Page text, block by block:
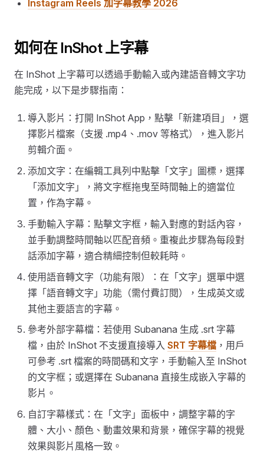
Instagram Reels 加字幕教學 2026
如何在 InShot 上字幕
在 InShot 上字幕可以透過手動輸入或內建語音轉文字功
能完成，以下是步驟指南：
導入影片：打開 InShot App，點擊「新建項目」，選
擇影片檔案（支援 .mp4、.mov 等格式），進入影片
剪輯介面。
添加文字：在編輯工具列中點擊「文字」圖標，選擇
「添加文字」，將文字框拖曳至時間軸上的適當位
置，作為字幕。
手動輸入字幕：點擊文字框，輸入對應的對話內容，
並手動調整時間軸以匹配音頻。重複此步驟為每段對
話添加字幕，適合精細控制但較耗時。
使用語音轉文字（功能有限）：在「文字」選單中選
擇「語音轉文字」功能（需付費訂閱），生成英文或
其他主要語言的字幕。
參考外部字幕檔：若使用 Subanana 生成 .srt 字幕
檔，由於 InShot 不支援直接導入SRT 字幕檔 ，用戶
可參考 .srt 檔案的時間碼和文字，手動輸入至 InShot
的文字框；或選擇在 Subanana 直接生成嵌入字幕的
影片。
自訂字幕樣式：在「文字」面板中，調整字幕的字
體、大小、顏色、動畫效果和背景，確保字幕的視覺
效果與影片風格一致。